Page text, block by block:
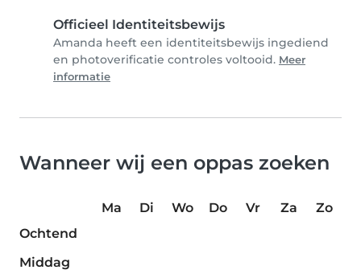
Officieel Identiteitsbewijs
Amanda heeft een identiteitsbewijs ingediend
en photoverificatie controles voltooid. Meer
informatie
Wanneer wij een oppas zoeken
Ma Di Wo Do Vr Za
Zo
Ochtend
Middag